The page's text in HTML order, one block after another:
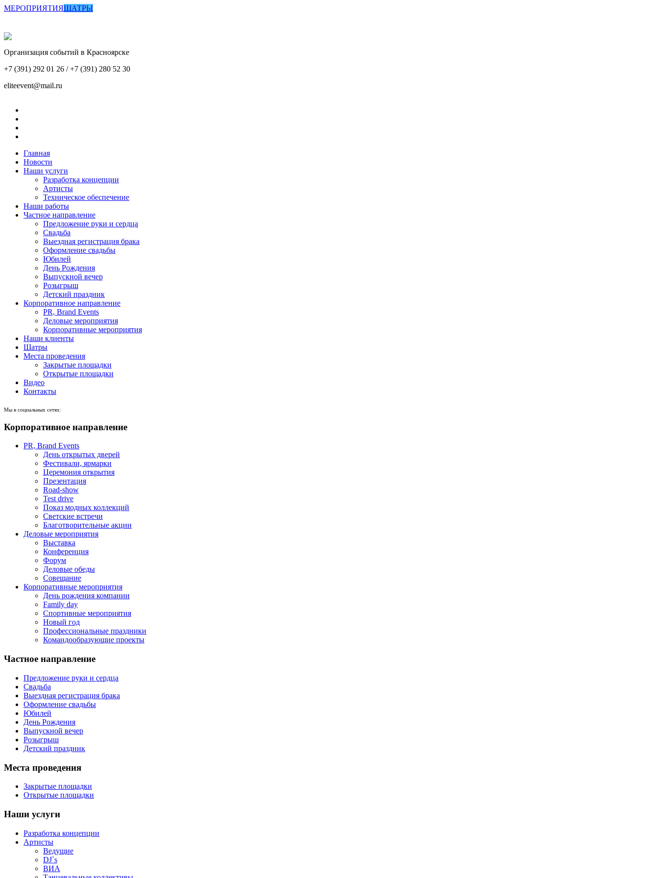
МЕРОПРИЯТИЯШАТРЫ
Организация событий в Красноярске
+7 (391) 292 01 26 / +7 (391) 280 52 30
eliteevent@mail.ru
Главная
Новости
Наши услуги
Разработка концепции
Артисты
Техническое обеспечение
Наши работы
Частное направление
Предложение руки и сердца
Свадьба
Выездная регистрация брака
Оформление свадьбы
Юбилей
День Рождения
Выпускной вечер
Розыгрыш
Детский праздник
Корпоративное направление
PR, Brand Events
Деловые мероприятия
Корпоративные мероприятия
Наши клиенты
Шатры
Места проведения
Закрытые площадки
Открытые площадки
Видео
Контакты
Мы в социальных сетях:
Корпоративное направление
PR, Brand Events
День открытых дверей
Фестивали, ярмарки
Церемония открытия
Презентация
Road-show
Test drive
Показ модных коллекций
Светские встречи
Благотворительные акции
Деловые мероприятия
Выставка
Конференция
Форум
Деловые обеды
Совещание
Корпоративные мероприятия
День рождения компании
Family day
Спортивные мероприятия
Новый год
Профессиональные праздники
Командообразующие проекты
Частное направление
Предложение руки и сердца
Свадьба
Выездная регистрация брака
Оформление свадьбы
Юбилей
День Рождения
Выпускной вечер
Розыгрыш
Детский праздник
Места проведения
Закрытые площадки
Открытые площадки
Наши услуги
Разработка концепции
Артисты
Ведущие
DJ`s
ВИА